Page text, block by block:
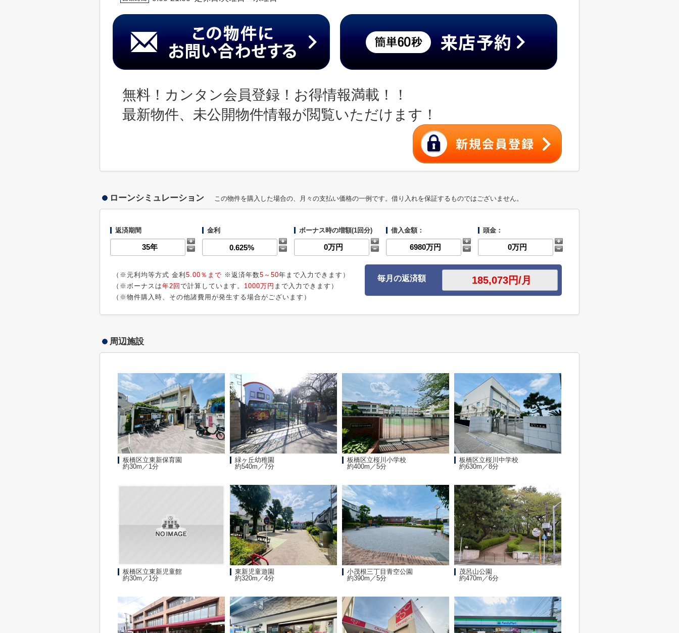
無料！カンタン会員登録！お得情報満載！！
最新物件、未公開物件情報が閲覧いただけます！
ローンシミュレーション この物件を購入した場合の、月々の支払い価格の一例です。借り入れを保証するものではございません。
返済期間 金利 ボーナス時の増額(1回分) 借入金額： 頭金：
（※元利均等方式 金利 5.00％まで ※返済年数5～50年まで入力できます）
（※ボーナスは年2回 で計算しています。 1000万円 まで入力できます）
（※物件購入時、その他諸費用が発生する場合がございます）
毎月の返済額
周辺施設
板橋区立東新保育園
約30m／1分
緑ヶ丘幼稚園
約540m／7分
板橋区立桜川小学校
約400m／5分
板橋区立桜川中学校
約630m／8分
板橋区立東新児童館
約30m／1分
東新児童遊園
約320m／4分
小茂根三丁目青空公園
約390m／5分
茂呂山公園
約470m／6分